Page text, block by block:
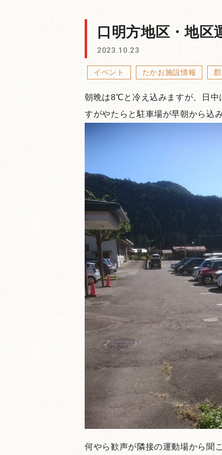
口明方地区・地区
2023.10.23
イベント たかお施設情報
朝晩は8℃と冷え込みますが、日
すがやたらと駐車場が早朝から込
何やら歓声が隣接の運動場から聞